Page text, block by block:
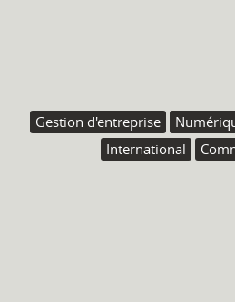
Gestion d'entreprise
International